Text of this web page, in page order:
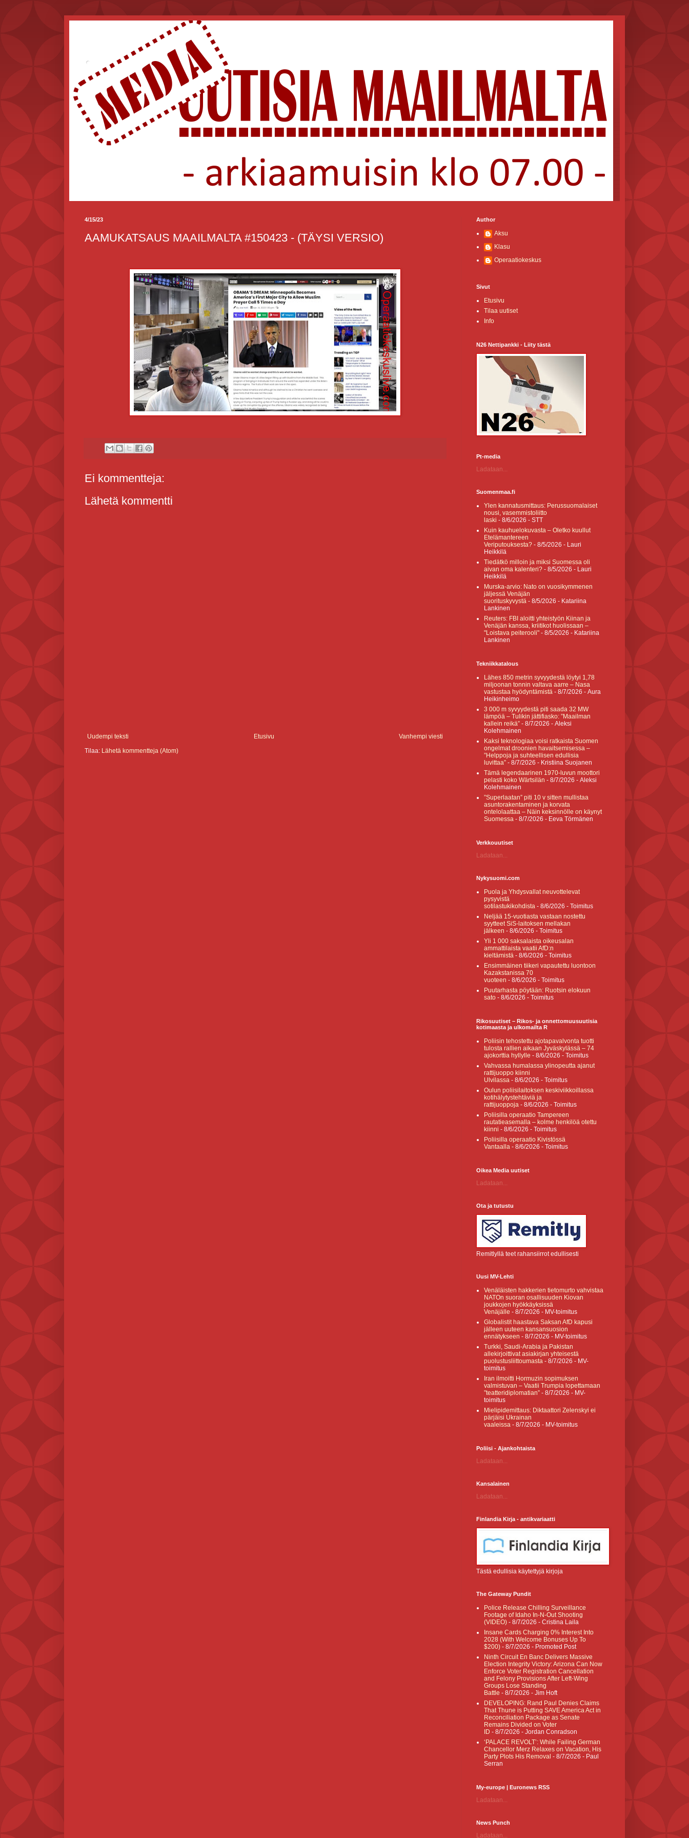
.
4/15/23
AAMUKATSAUS MAAILMALTA #150423 - (TÄYSI VERSIO)
Ei kommentteja:
Lähetä kommentti
Uudempi teksti Vanhempi viesti
Etusivu
Tilaa: Lähetä kommentteja (Atom)
Author
Aksu
Klasu
Operaatiokeskus
Sivut
Etusivu
Tilaa uutiset
Info
N26 Nettipankki - Liity tästä
Pt-media
Ladataan...
Suomenmaa.fi
Ylen kannatusmittaus: Perussuomalaiset
nousi, vasemmistoliitto
laski - 8/6/2026 - STT
Kuin kauhuelokuvasta – Oletko kuullut
Etelämantereen
Veriputouksesta? - 8/5/2026 - Lauri
Heikkilä
Tiedätkö milloin ja miksi Suomessa oli
aivan oma kalenteri? - 8/5/2026 - Lauri
Heikkilä
Murska-arvio: Nato on vuosikymmenen
jäljessä Venäjän
suorituskyvystä - 8/5/2026 - Katariina
Lankinen
Reuters: FBI aloitti yhteistyön Kiinan ja
Venäjän kanssa, kriitikot huolissaan –
"Loistava peiterooli" - 8/5/2026 - Katariina
Lankinen
Tekniikkatalous
Lähes 850 metrin syvyydestä löytyi 1,78
miljoonan tonnin valtava aarre – Nasa
vastustaa hyödyntämistä - 8/7/2026 - Aura
Heikinheimo
3 000 m syvyydestä piti saada 32 MW
lämpöä – Tulikin jättifiasko: ”Maailman
kallein reikä” - 8/7/2026 - Aleksi
Kolehmainen
Kaksi teknologiaa voisi ratkaista Suomen
ongelmat droonien havaitsemisessa –
”Helppoja ja suhteellisen edullisia
luvittaa” - 8/7/2026 - Kristiina Suojanen
Tämä legendaarinen 1970-luvun moottori
pelasti koko Wärtsilän - 8/7/2026 - Aleksi
Kolehmainen
”Superlaatan” piti 10 v sitten mullistaa
asuntorakentaminen ja korvata
ontelolaattaa – Näin keksinnölle on käynyt
Suomessa - 8/7/2026 - Eeva Törmänen
Verkkouutiset
Ladataan...
Nykysuomi.com
Puola ja Yhdysvallat neuvottelevat
pysyvistä
sotilastukikohdista - 8/6/2026 - Toimitus
Neljää 15-vuotiasta vastaan nostettu
syytteet SiS-laitoksen mellakan
jälkeen - 8/6/2026 - Toimitus
Yli 1 000 saksalaista oikeusalan
ammattilaista vaatii AfD:n
kieltämistä - 8/6/2026 - Toimitus
Ensimmäinen tiikeri vapautettu luontoon
Kazakstanissa 70
vuoteen - 8/6/2026 - Toimitus
Puutarhasta pöytään: Ruotsin elokuun
sato - 8/6/2026 - Toimitus
Rikosuutiset – Rikos- ja onnettomuusuutisia
kotimaasta ja ulkomailta R
Poliisin tehostettu ajotapavalvonta tuotti
tulosta rallien aikaan Jyväskylässä – 74
ajokorttia hyllylle - 8/6/2026 - Toimitus
Vahvassa humalassa ylinopeutta ajanut
rattijuoppo kiinni
Ulvilassa - 8/6/2026 - Toimitus
Oulun poliisilaitoksen keskiviikkoillassa
kotihälytystehtäviä ja
rattijuoppoja - 8/6/2026 - Toimitus
Poliisilla operaatio Tampereen
rautatieasemalla – kolme henkilöä otettu
kiinni - 8/6/2026 - Toimitus
Poliisilla operaatio Kivistössä
Vantaalla - 8/6/2026 - Toimitus
Oikea Media uutiset
Ladataan...
Ota ja tutustu
Remitlyllä teet rahansiirrot edullisesti
Uusi MV-Lehti
Venäläisten hakkerien tietomurto vahvistaa
NATOn suoran osallisuuden Kiovan
joukkojen hyökkäyksissä
Venäjälle - 8/7/2026 - MV-toimitus
Globalistit haastava Saksan AfD kapusi
jälleen uuteen kansansuosion
ennätykseen - 8/7/2026 - MV-toimitus
Turkki, Saudi-Arabia ja Pakistan
allekirjoittivat asiakirjan yhteisestä
puolustusliittoumasta - 8/7/2026 - MV-
toimitus
Iran ilmoitti Hormuzin sopimuksen
valmistuvan – Vaatii Trumpia lopettamaan
”teatteridiplomatian” - 8/7/2026 - MV-
toimitus
Mielipidemittaus: Diktaattori Zelenskyi ei
pärjäisi Ukrainan
vaaleissa - 8/7/2026 - MV-toimitus
Poliisi - Ajankohtaista
Ladataan...
Kansalainen
Ladataan...
Finlandia Kirja - antikvariaatti
Tästä edullisia käytettyjä kirjoja
The Gateway Pundit
Police Release Chilling Surveillance
Footage of Idaho In-N-Out Shooting
(VIDEO) - 8/7/2026 - Cristina Laila
Insane Cards Charging 0% Interest Into
2028 (With Welcome Bonuses Up To
$200) - 8/7/2026 - Promoted Post
Ninth Circuit En Banc Delivers Massive
Election Integrity Victory: Arizona Can Now
Enforce Voter Registration Cancellation
and Felony Provisions After Left-Wing
Groups Lose Standing
Battle - 8/7/2026 - Jim Hᴏft
DEVELOPING: Rand Paul Denies Claims
That Thune is Putting SAVE America Act in
Reconciliation Package as Senate
Remains Divided on Voter
ID - 8/7/2026 - Jordan Conradson
‘PALACE REVOLT’: While Failing German
Chancellor Merz Relaxes on Vacation, His
Party Plots His Removal - 8/7/2026 - Paul
Serran
My-europe | Euronews RSS
Ladataan...
News Punch
Ladataan...